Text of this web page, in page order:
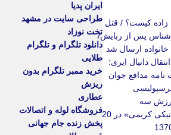
کیست؟ / قتل
پس از ربایش/
خانواده ارسال شد
دانیال ایری؛
نامه مدافع جوان
سه
عکس| چهره «نیکی کریمی» در 20
ایران پدیا
طراحی سایت در مشهد
تخت نوزاد
دانلود تلگرام و تلگرام
طلایی
خرید ممبر تلگرام بدون
ریزش
عطاری
فروشگاه لوله و اتصالات
پخش زنده جام جهانی